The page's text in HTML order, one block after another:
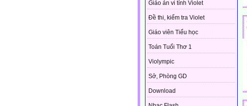
Giáo án vi tính Violet
Đề thi, kiểm tra Violet
Giáo viên Tiểu học
Toán Tuổi Thơ 1
Violympic
Sở, Phòng GD
Download